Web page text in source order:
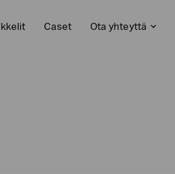
Caset
Ota yhteyttä